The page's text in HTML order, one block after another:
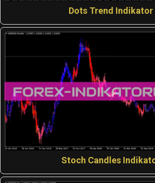
Dots Trend Indikator
Stoch Candles